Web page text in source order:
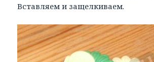
Вставляем и защелкиваем.